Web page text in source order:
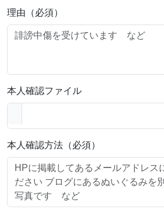
理由（必須）
本人確認ファイル
本人確認方法（必須）